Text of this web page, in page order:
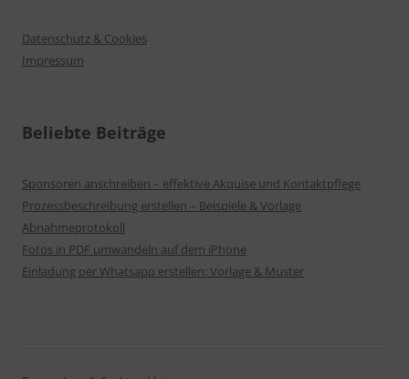
Datenschutz & Cookies
Impressum
Beliebte Beiträge
Sponsoren anschreiben – effektive Akquise und Kontaktpflege
Prozessbeschreibung erstellen – Beispiele & Vorlage
Abnahmeprotokoll
Fotos in PDF umwandeln auf dem iPhone
Einladung per Whatsapp erstellen: Vorlage & Muster